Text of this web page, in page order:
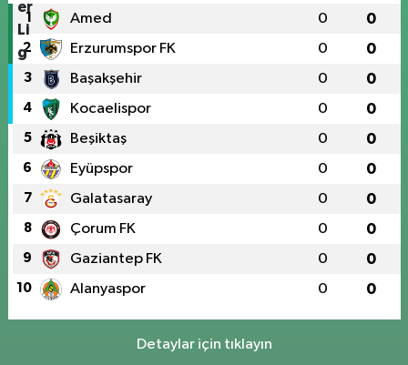
1 Amed 0 0
2 Erzurumspor FK 0 0
3 Başakşehir 0 0
4 Kocaelispor 0 0
5 Beşiktaş 0 0
6 Eyüpspor 0 0
7 Galatasaray 0 0
8 Çorum FK 0 0
9 Gaziantep FK 0 0
10 Alanyaspor 0 0
Detaylar için tıklayın